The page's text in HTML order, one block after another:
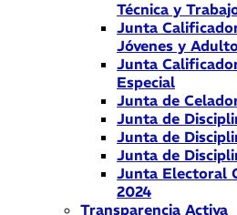
Técnica y
Junta
Jóvenes y
Junta
Especial
Junta de
Junta de
Junta de
Junta de
Junta Electoral
2024
Transparencia Activa